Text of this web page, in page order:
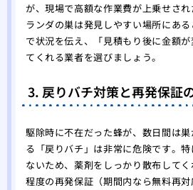
が、現場で高額な作業費が上乗せさ
ランダの巣は発見しやすい場所にあ
で状況を伝え、「見積もり後に金額
てくれる業者を選びましょう。
3. 戻りバチ対策と再発保証
駆除時に不在だった蜂が、数日間は
る「戻りバチ」は非常に危険です。
ないため、薬剤をしっかり散布して
程度の再発保証（期間内なら無料再